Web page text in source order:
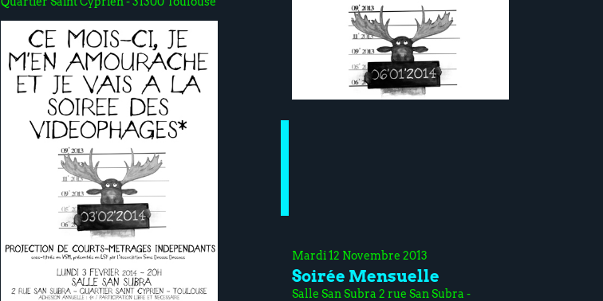
Mardi 12 Novembre 2013
Soirée Mensuelle
Salle San Subra 2 rue San Subra -